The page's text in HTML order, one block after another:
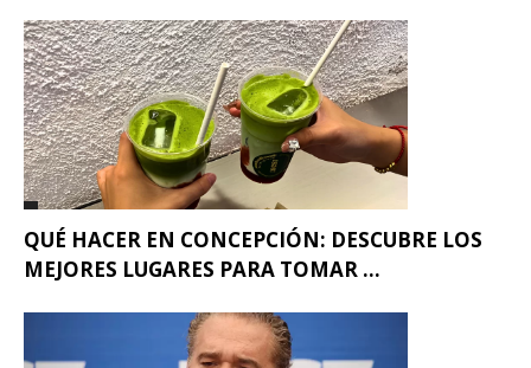
QUÉ HACER EN CONCEPCIÓN: DESCUBRE LOS
MEJORES LUGARES PARA TOMAR ...